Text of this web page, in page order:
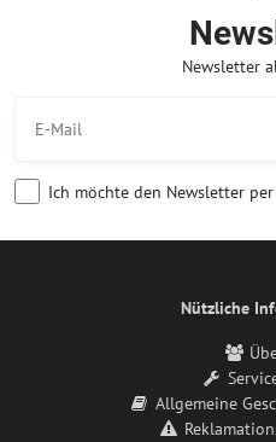
Newsletter
Ich möchte den Newsletter
Nützliche
Allgemeine